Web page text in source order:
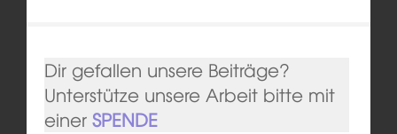
Dir gefallen unsere Beiträge?
Unterstütze unsere Arbeit bitte mit
einer SPENDE